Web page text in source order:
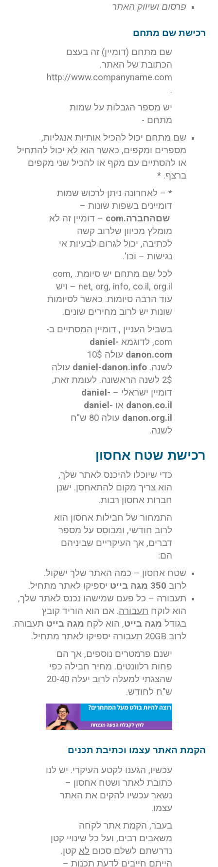
פרסום ושיווק האתר
רכישת שם מתחם
שם מתחם (דומיין) זה בעצם
הכתובת של האתר.
http://www.companyname.com
.
יש מספר הגבלות על שמות
מתחם -
שם מתחם יכול להכיל אותיות אנגליות,
מספרים ומקפים, כאשר הוא לא יכול להתחיל
או להסתיים עם מקף או להכיל שני מקפים
ברצף. *
* – לאחרונה ניתן לרכוש שמות
דומיינים בשפות שונות –
שםהחברה.com
– דומיין זה לא
מומלץ מכיוון שלרוב קשה
לכתיבה, יכול לגרום לבעיות אי
נגישות – וכו'.
לכל שם מתחם יש סיומת. com,
net, org, info, co.il, org.il – ויש
עוד הרבה סיומות. כאשר לסיומות
שונות יש לרוב מחירים שונים.
בשביל העניין , דומיין המסתיים ב-
com, לדוגמא
daniel-
danon.com
עולה 10$
לשנה. daniel-danon.info עולה
2$ לשנה הראשונה. לעומת זאת,
דומיין ישראלי – daniel-
danon.co.il או daniel-
danon.org.il
עולה 80 ש"ח
לשנה.
רכישת שטח אחסון
כדי שיוכלו להיכנס לאתר שלך,
הוא צריך מקום להתאחסן. ישנן
חברות אחסון רבות.
התמחור של חבילות אחסון הוא
לרוב חודשי, ומבוסס על מספר
דברים, אך העיקריים שביניהם
הם:
שטח אחסון – כמה האתר שלך ישקול.
לרוב 350 מגה בייט יספיקו לאתר מתחיל.
תעבורה – כל פעם שמישהו נכנס לאתר שלך,
הוא לוקח תעבורה. אם הוא הוריד קובץ
בגודל מגה בייט, הוא לקח מגה בייט תעבורה.
לרוב 20GB תעבורה יספיקו לאתר מתחיל.
ישנם פרמטרים נוספים, אך הם
פחות רלוונטים. מחיר חבילה כפי
שהצגתי למעלה לרוב יעלה 20-40
ש"ח לחודש.
הקמת האתר עצמו וכתיבת תכנים
עכשיו, הגענו לקטע העיקרי. יש לנו
כתובת לאתר ושטח אחסון –
נשאר עכשיו להקים את האתר
עצמו.
בעבר, הקמת אתר לקחה
משאבים רבים, ועל כל שינויי קטן
נדרשתם לשלם סכום לא קטן.
הייתם חייבים לדעת תכנות –